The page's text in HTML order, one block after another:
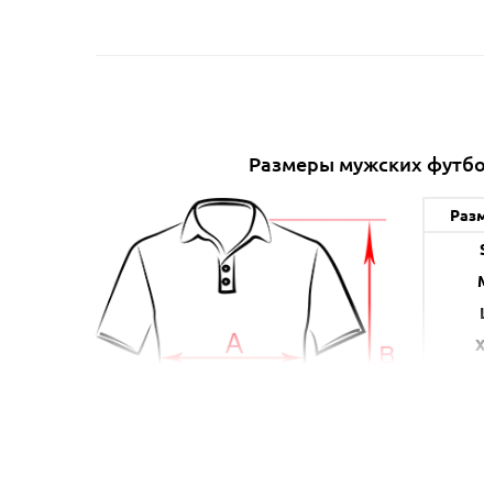
Размеры мужских